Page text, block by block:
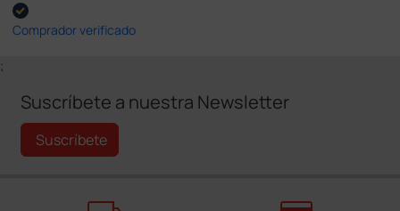
Comprador verificado
;
Suscríbete a nuestra Newsletter
Suscríbete